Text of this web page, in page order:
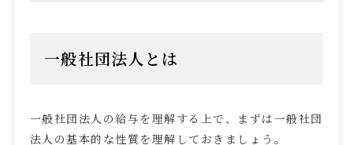
一般社団法人とは
一般社団法人の給与を理解する上で、まずは一般社団
法人の基本的な性質を理解しておきましょう。